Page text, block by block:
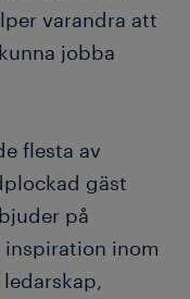
varandra att
jobba
flesta av
gäst
på
inom